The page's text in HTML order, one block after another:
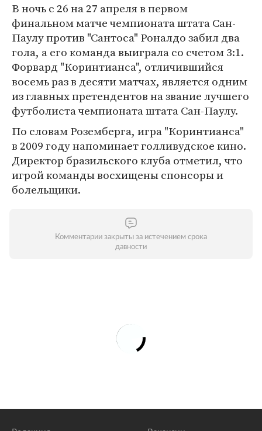
В ночь с 26 на 27 апреля в первом
финальном матче чемпионата штата Сан-
Паулу против "Сантоса" Роналдо забил два
гола, а его команда выиграла со счетом 3:1.
Форвард "Коринтианса", отличившийся
восемь раз в десяти матчах, является одним
из главных претендентов на звание лучшего
футболиста чемпионата штата Сан-Паулу.
По словам Роземберга, игра "Коринтианса"
в 2009 году напоминает голливудское кино.
Директор бразильского клуба отметил, что
игрой команды восхищены спонсоры и
болельщики.
Комментарии закрыты за истечением срока
давности